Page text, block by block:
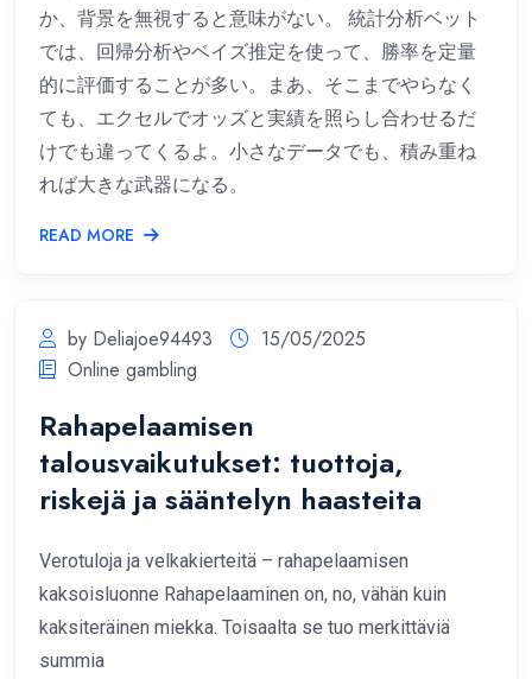
か、背景を無視すると意味がない。 統計分析ベット
では、回帰分析やベイズ推定を使って、勝率を定量
的に評価することが多い。まあ、そこまでやらなく
ても、エクセルでオッズと実績を照らし合わせるだ
けでも違ってくるよ。小さなデータでも、積み重ね
れば大きな武器になる。
READ MORE
by Deliajoe94493
15/05/2025
Online gambling
Rahapelaamisen
talousvaikutukset: tuottoja,
riskejä ja sääntelyn haasteita
Verotuloja ja velkakierteitä – rahapelaamisen
kaksoisluonne Rahapelaaminen on, no, vähän kuin
kaksiteräinen miekka. Toisaalta se tuo merkittäviä
summia